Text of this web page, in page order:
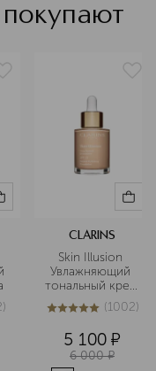
)
CLARINS
Skin Illusion
Увлажняющий
тональный крем
с легким
покрытием
5из 51002 (1002)
5 100 ¤
6 000 ¤